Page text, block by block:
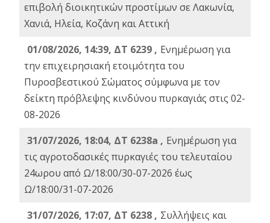
επιβολή διοικητικών προστίμων σε Λακωνία,
Χανιά, Ηλεία, Κοζάνη και Αττική
01/08/2026, 14:39, ΔΤ 6239 , Ενημέρωση για
την επιχειρησιακή ετοιμότητα του
Πυροσβεστικού Σώματος σύμφωνα με τον
δείκτη πρόβλεψης κινδύνου πυρκαγιάς στις 02-
08-2026
31/07/2026, 18:04, ΔΤ 6238a , Ενημέρωση για
τις αγροτοδασικές πυρκαγιές του τελευταίου
24ωρου από Ω/18:00/30-07-2026 έως
Ω/18:00/31-07-2026
31/07/2026, 17:07, ΔΤ 6238 , Συλλήψεις και